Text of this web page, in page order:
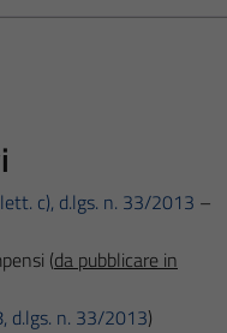
c), d.lgs. n. 33/2013 –
(da pubblicare in
d.lgs. n. 33/2013)